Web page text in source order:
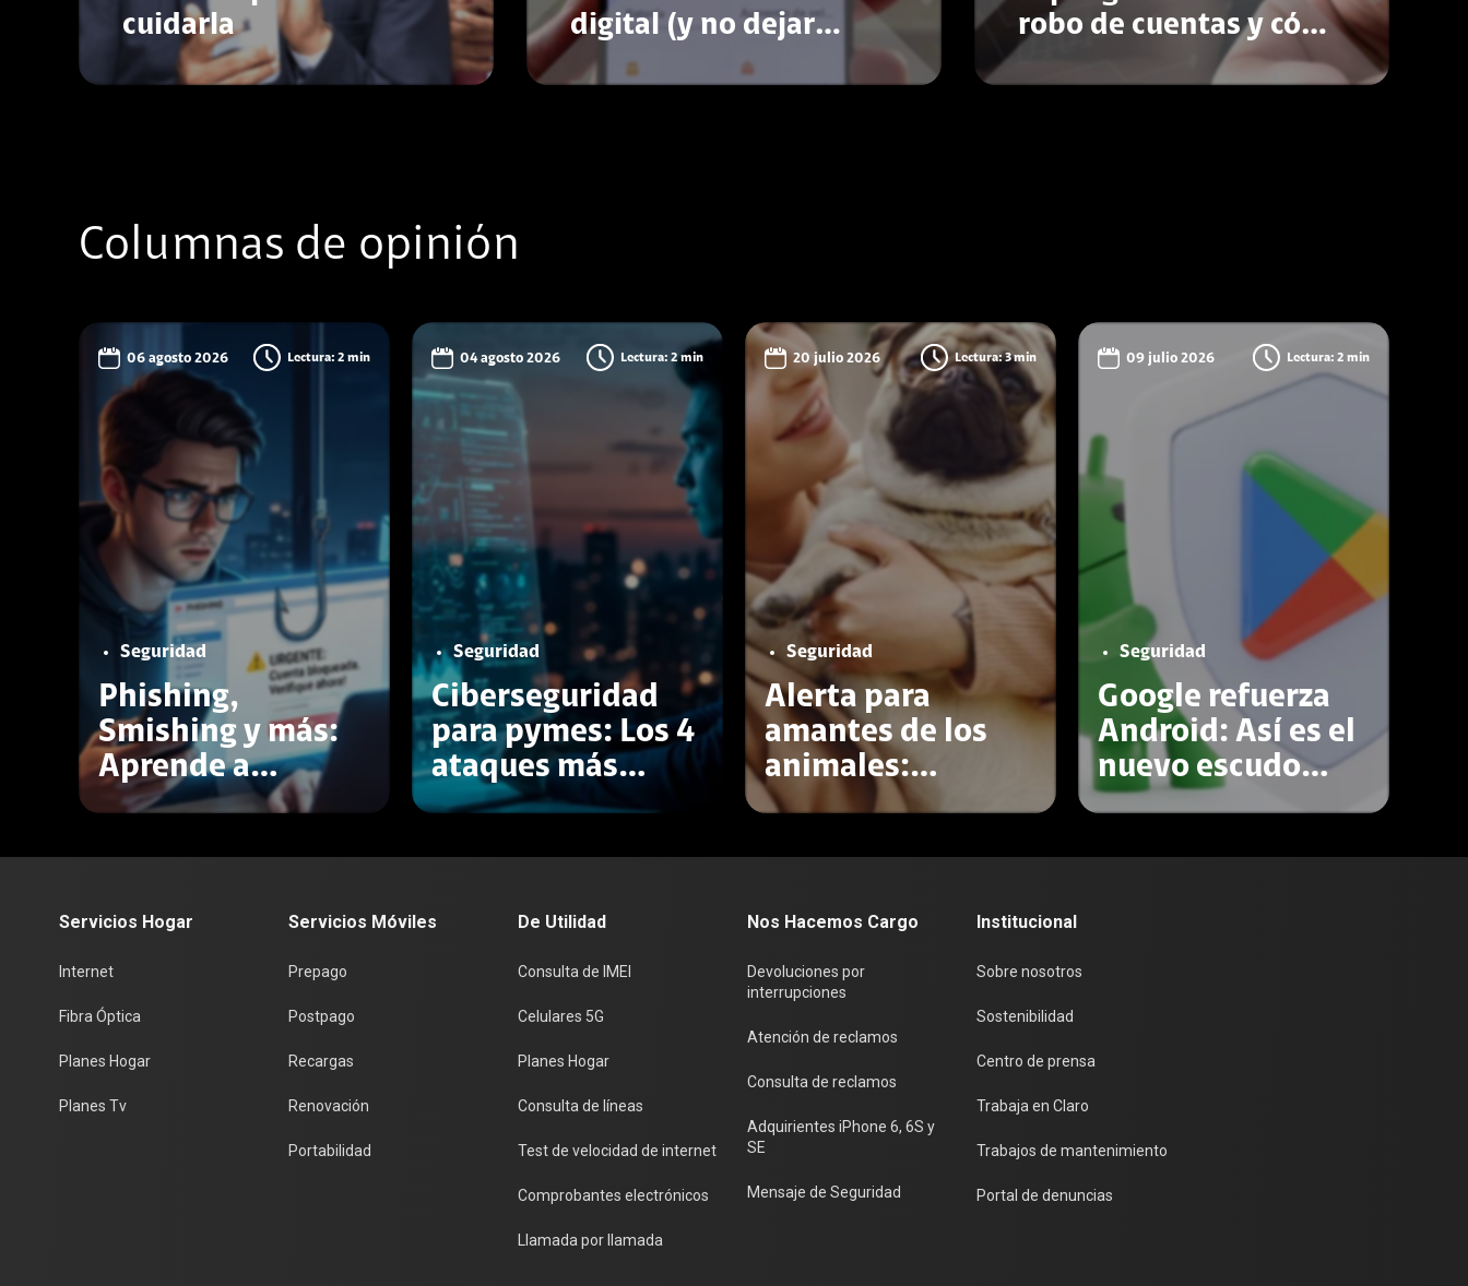
cuidarla
digital (y no dejar
rastros)
robo de cuentas y cómo
proteger tu vida digital
Columnas de opinión
06 agosto 2026 Lectura: 2 min
Seguridad
Phishing,
Smishing y más:
Aprende a
reconocer las
04 agosto 2026 Lectura: 2 min
Seguridad
Ciberseguridad
para pymes: Los 4
ataques más
frecuentes y cómo
20 julio 2026 Lectura: 3 min
Seguridad
Alerta para
amantes de los
animales:
estafadores usan
mascotas
09 julio 2026 Lectura: 2 min
Seguridad
Google refuerza
Android: Así es el
nuevo escudo
obligatorio contra
Servicios Hogar
Internet
Fibra Óptica
Planes Hogar
Planes Tv
Servicios Móviles
Prepago
Postpago
Recargas
Renovación
Portabilidad
De Utilidad
Consulta de IMEI
Celulares 5G
Planes Hogar
Consulta de líneas
Test de velocidad de internet
Comprobantes electrónicos
Llamada por llamada
Nos Hacemos Cargo
Devoluciones por
interrupciones
Atención de reclamos
Consulta de reclamos
Adquirientes iPhone 6, 6S y
SE
Mensaje de Seguridad
Institucional
Sobre nosotros
Sostenibilidad
Centro de prensa
Trabaja en Claro
Trabajos de mantenimiento
Portal de denuncias